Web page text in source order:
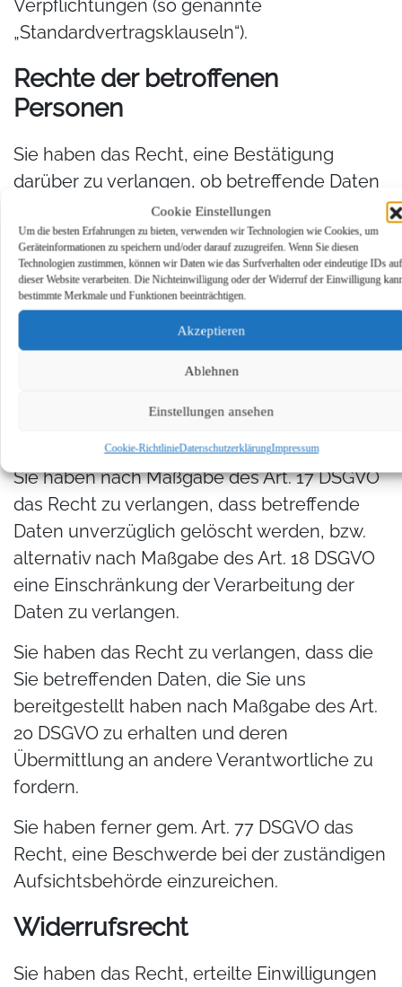
Cookie Einstellungen
Um die besten Erfahrungen zu bieten, verwenden wir Technologien wie Cookies, um
Geräteinformationen zu speichern und/oder darauf zuzugreifen. Wenn Sie diesen
Technologien zustimmen, können wir Daten wie das Surfverhalten oder eindeutige IDs auf
dieser Website verarbeiten. Die Nichteinwilligung oder der Widerruf der Einwilligung
bestimmte Merkmale und Funktionen beeinträchtigen.
Akzeptieren
Ablehnen
Einstellungen ansehen
Cookie-RichtlinieDatenschutzerklärungImpressum
Verpflichtungen (so genannte
„Standardvertragsklauseln“).
Rechte der betroffenen
Personen
Sie haben das Recht, eine Bestätigung
darüber zu verlangen, ob betreffende Daten
verarbeitet werden und auf Auskunft über
diese Daten sowie auf weitere Informationen
und Kopie der Daten entsprechend Art. 15
DSGVO.
Sie haben entsprechend. Art. 16 DSGVO das
Recht, die Vervollständigung der Sie
betreffenden Daten oder die Berichtigung
der Sie betreffenden unrichtigen Daten zu
Sie haben nach Maßgabe des Art. 17 DSGVO
das Recht zu verlangen, dass betreffende
Daten unverzüglich gelöscht werden, bzw.
alternativ nach Maßgabe des Art. 18 DSGVO
eine Einschränkung der Verarbeitung der
Daten zu verlangen.
Sie haben das Recht zu verlangen, dass die
Sie betreffenden Daten, die Sie uns
bereitgestellt haben nach Maßgabe des Art.
20 DSGVO zu erhalten und deren
Übermittlung an andere Verantwortliche zu
fordern.
Sie haben ferner gem. Art. 77 DSGVO das
Recht, eine Beschwerde bei der zuständigen
Aufsichtsbehörde einzureichen.
Widerrufsrecht
Sie haben das Recht, erteilte Einwilligungen